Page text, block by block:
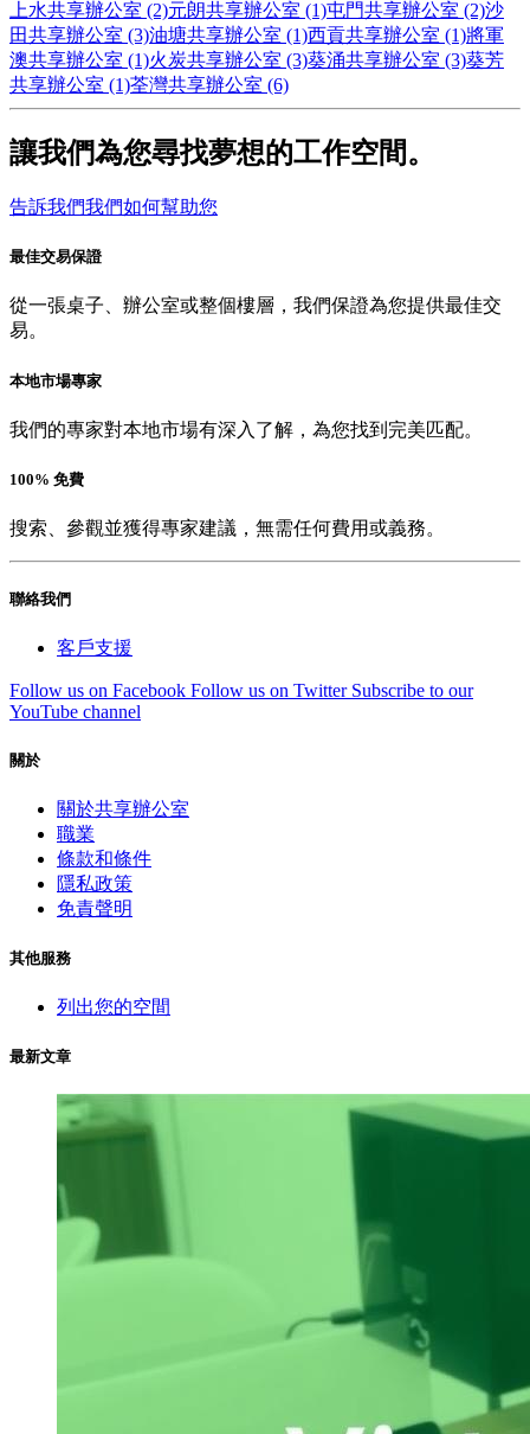
上水共享辦公室 (2)元朗共享辦公室 (1)屯門共享辦公室 (2)沙
田共享辦公室 (3)油塘共享辦公室 (1)西貢共享辦公室 (1)將軍
澳共享辦公室 (1)火炭共享辦公室 (3)葵涌共享辦公室 (3)葵芳
共享辦公室 (1)荃灣共享辦公室 (6)
讓我們為您尋找夢想的工作空間。
告訴我們我們如何幫助您
最佳交易保證
從一張桌子、辦公室或整個樓層，我們保證為您提供最佳交
易。
本地市場專家
我們的專家對本地市場有深入了解，為您找到完美匹配。
100% 免費
搜索、參觀並獲得專家建議，無需任何費用或義務。
聯絡我們
客戶支援
Follow us on Facebook Follow us on Twitter Subscribe to our
YouTube channel
關於
關於共享辦公室
職業
條款和條件
隱私政策
免責聲明
其他服務
列出您的空間
最新文章